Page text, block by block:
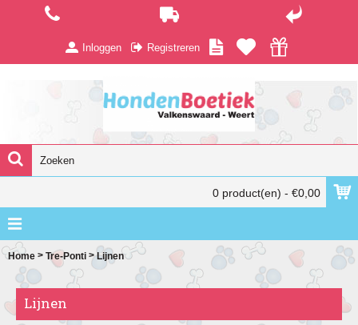
Inloggen Registreren
0 product(en) - €0,00
Home > Tre-Ponti >Lijnen
Lijnen